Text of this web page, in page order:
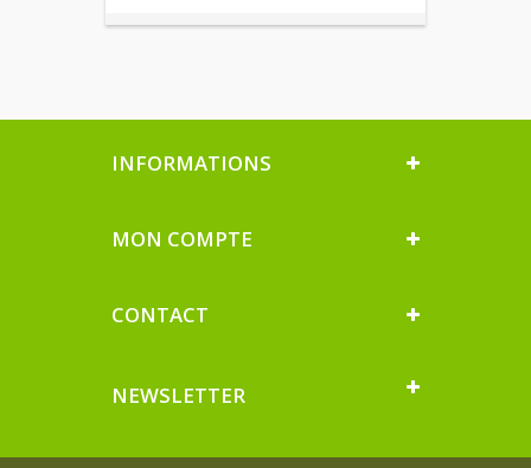
INFORMATIONS
MON COMPTE
CONTACT
NEWSLETTER